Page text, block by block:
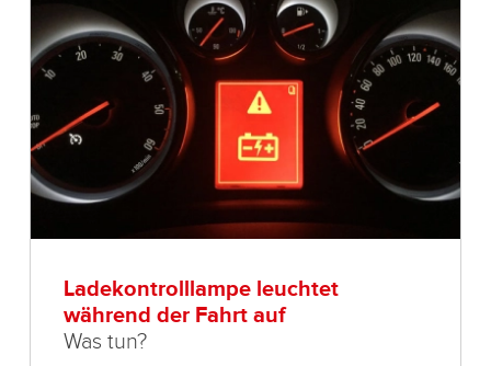
Ladekontrolllampe leuchtet
während der Fahrt auf
Was tun?